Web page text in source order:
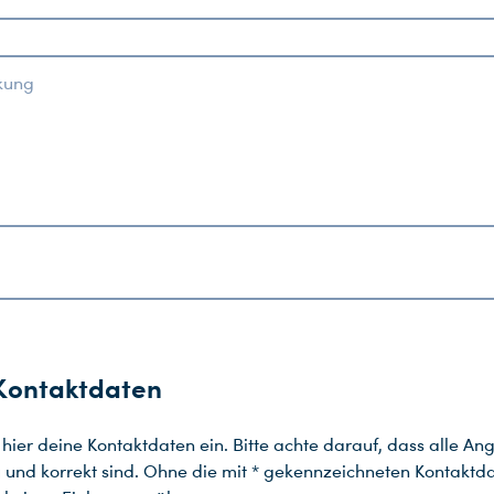
deine Kontaktdaten ein. Bitte achte darauf, dass alle
korrekt sind. Ohne die mit * gekennzeichneten